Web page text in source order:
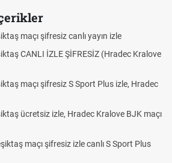
maçı şifresiz canlı yayın izle
CANLI İZLE ŞİFRESİZ (Hradec Kralove
maçı şifresiz S Sport Plus izle, Hradec
ücretsiz izle, Hradec Kralove BJK maçı
maçı şifresiz izle canlı S Sport Plus